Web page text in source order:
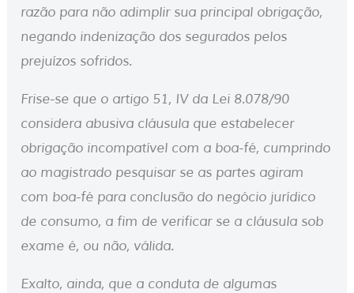
razão para não adimplir sua principal obrigação,
negando indenização dos segurados pelos
prejuízos sofridos.
Frise-se que o artigo 51, IV da Lei 8.078/90
considera abusiva cláusula que estabelecer
obrigação incompatível com a boa-fé, cumprindo
ao magistrado pesquisar se as partes agiram
com boa-fé para conclusão do negócio jurídico
de consumo, a fim de verificar se a cláusula sob
exame é, ou não, válida.
Exalto, ainda, que a conduta de algumas